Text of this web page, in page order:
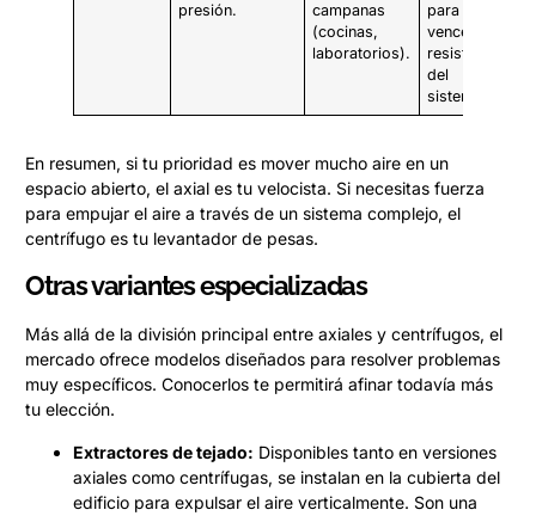
presión.
campanas
(cocinas,
laboratorios).
para
vencer la
resistencia
del
sistema.
En resumen, si tu prioridad es mover mucho aire en un
espacio abierto, el axial es tu velocista. Si necesitas fuerza
para empujar el aire a través de un sistema complejo, el
centrífugo es tu levantador de pesas.
Otras variantes especializadas
Más allá de la división principal entre axiales y centrífugos, el
mercado ofrece modelos diseñados para resolver problemas
muy específicos. Conocerlos te permitirá afinar todavía más
tu elección.
Extractores de tejado: Disponibles tanto en versiones
axiales como centrífugas, se instalan en la cubierta del
edificio para expulsar el aire verticalmente. Son una